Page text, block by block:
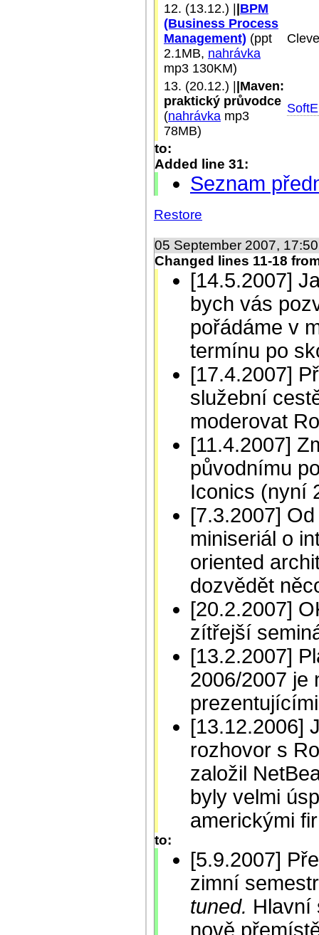
12. (13.12.) ||BPM
(Business Process
Management) (ppt
2.1MB, nahrávka
mp3 130KM)
13. (20.12.) ||Maven:
praktický průvodce
(nahrávka mp3
78MB)
to:
Added line 31:
Seznam
Restore
05 September 2007,
Changed lines 11-18
[14.5.2007]
bych vás
pořádáme v
termínu po
[17.4.2007]
služební
moderovat
[11.4.2007]
původnímu
Iconics (nyní
[7.3.2007]
miniseriál o
oriented
dozvědět
[20.2.2007]
zítřejší
[13.2.2007]
2006/2007 je
[13.12.2006]
rozhovor s
založil
byly velmi
americkými
to:
[5.9.2007]
zimní
tuned. Hlavní
nově